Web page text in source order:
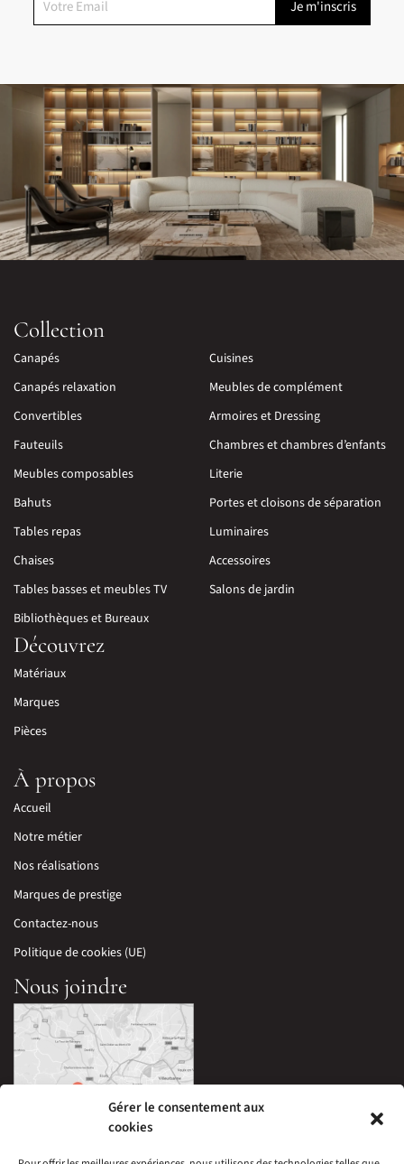
Gérer le consentement aux
cookies
Collection
Canapés
Canapés relaxation
Convertibles
Fauteuils
Meubles composables
Bahuts
Tables repas
Chaises
Tables basses et meubles TV
Bibliothèques et Bureaux
Cuisines
Meubles de complément
Armoires et Dressing
Chambres et chambres d’enfants
Literie
Portes et cloisons de séparation
Luminaires
Accessoires
Salons de jardin
Découvrez
Matériaux
Marques
Pièces
À propos
Accueil
Notre métier
Nos réalisations
Marques de prestige
Contactez-nous
Politique de cookies (UE)
Nous joindre